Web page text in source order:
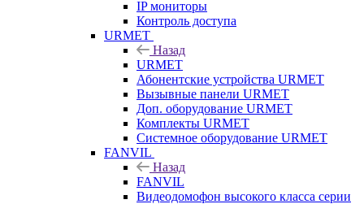
IP мониторы
Контроль доступа
URMET
Назад
URMET
Абонентские устройства URMET
Вызывные панели URMET
Доп. оборудование URMET
Комплекты URMET
Системное оборудование URMET
FANVIL
Назад
FANVIL
Видеодомофон высокого класса серии